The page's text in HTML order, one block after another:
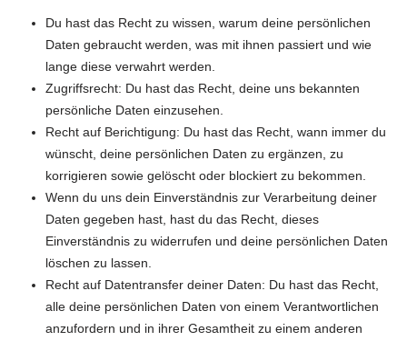
Du hast das Recht zu wissen, warum deine persönlichen
Daten gebraucht werden, was mit ihnen passiert und wie
lange diese verwahrt werden.
Zugriffsrecht: Du hast das Recht, deine uns bekannten
persönliche Daten einzusehen.
Recht auf Berichtigung: Du hast das Recht, wann immer du
wünscht, deine persönlichen Daten zu ergänzen, zu
korrigieren sowie gelöscht oder blockiert zu bekommen.
Wenn du uns dein Einverständnis zur Verarbeitung deiner
Daten gegeben hast, hast du das Recht, dieses
Einverständnis zu widerrufen und deine persönlichen Daten
löschen zu lassen.
Recht auf Datentransfer deiner Daten: Du hast das Recht,
alle deine persönlichen Daten von einem Verantwortlichen
anzufordern und in ihrer Gesamtheit zu einem anderen